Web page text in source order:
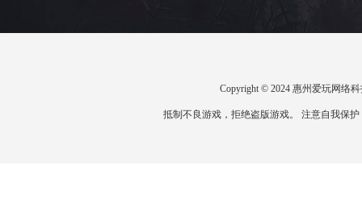
Copyright © 2024 惠州爱玩网络
抵制不良游戏，拒绝盗版游戏。 注意自我保